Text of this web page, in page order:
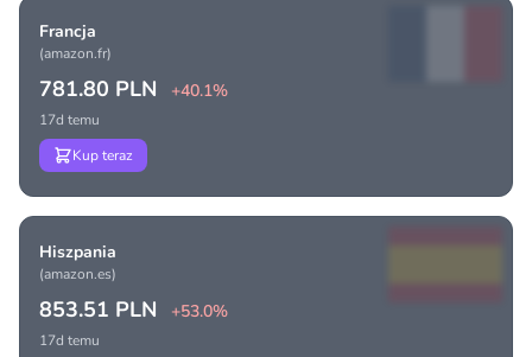
Francja
(amazon.fr)
781.80 PLN +40.1%
17d temu
Kup teraz
Hiszpania
(amazon.es)
853.51 PLN +53.0%
17d temu